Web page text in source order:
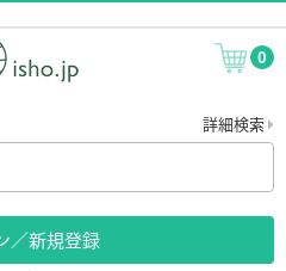
0
詳細検索
／新規登録